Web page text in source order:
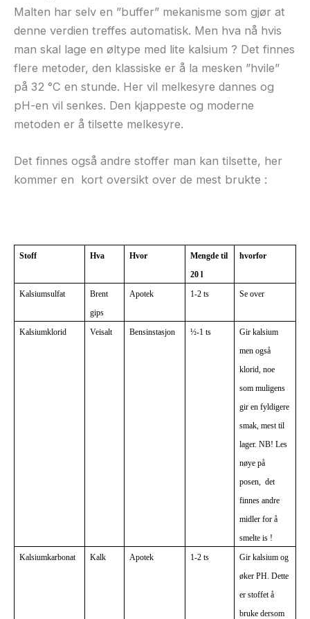
Malten har selv en ”buffer” mekanisme som gjør at
denne verdien treffes automatisk. Men hva nå hvis
man skal lage en øltype med lite kalsium ? Det finnes
flere metoder, den klassiske er å la mesken ”hvile”
på 32 °C en stunde. Her vil melkesyre dannes og
pH-en vil senkes. Den kjappeste og moderne
metoden er å tilsette melkesyre.
Det finnes også andre stoffer man kan tilsette, her
kommer en kort oversikt over de mest brukte :
Stoff Hva Hvor
Mengde til
20 l
hvorfor
Kalsiumsulfat
Brent
gips
Apotek 1-2 ts Se over
Kalsiumklorid Veisalt Bensinstasjon ½-1 ts
Gir kalsium
men også
klorid, noe
som muligens
gir en fyldigere
smak, mest til
lager. NB! Les
nøye på
posen, det
finnes andre
midler for å
smelte is !
Kalsiumkarbonat
Kalk Apotek 1-2 ts
Gir kalsium og
øker PH. Dette
er stoffet å
bruke dersom